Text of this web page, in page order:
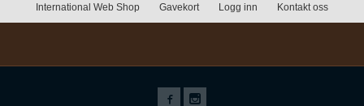
International Web Shop Gavekort Logg inn Kontakt oss